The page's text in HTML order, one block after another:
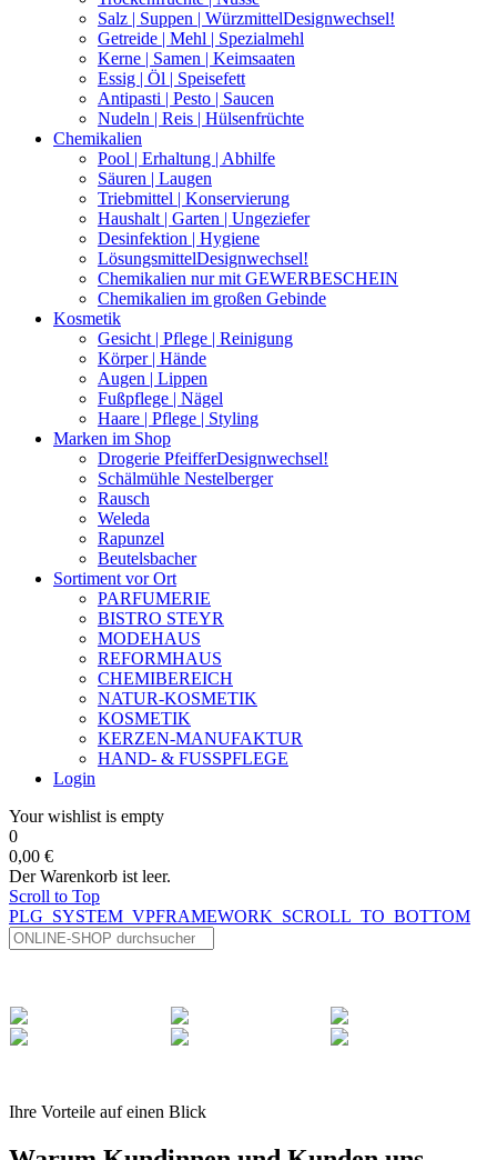
Salz | Suppen | WürzmittelDesignwechsel!
Getreide | Mehl | Spezialmehl
Kerne | Samen | Keimsaaten
Essig | Öl | Speisefett
Antipasti | Pesto | Saucen
Nudeln | Reis | Hülsenfrüchte
Chemikalien
Pool | Erhaltung | Abhilfe
Säuren | Laugen
Triebmittel | Konservierung
Haushalt | Garten | Ungeziefer
Desinfektion | Hygiene
LösungsmittelDesignwechsel!
Chemikalien nur mit GEWERBESCHEIN
Chemikalien im großen Gebinde
Kosmetik
Gesicht | Pflege | Reinigung
Körper | Hände
Augen | Lippen
Fußpflege | Nägel
Haare | Pflege | Styling
Marken im Shop
Drogerie PfeifferDesignwechsel!
Schälmühle Nestelberger
Rausch
Weleda
Rapunzel
Beutelsbacher
Sortiment vor Ort
PARFUMERIE
BISTRO STEYR
MODEHAUS
REFORMHAUS
CHEMIBEREICH
NATUR-KOSMETIK
KOSMETIK
KERZEN-MANUFAKTUR
HAND- & FUSSPFLEGE
Login
Your wishlist is empty
0
0,00 €
Der Warenkorb ist leer.
Scroll to Top
PLG_SYSTEM_VPFRAMEWORK_SCROLL_TO_BOTTOM
Ihre Vorteile auf einen Blick